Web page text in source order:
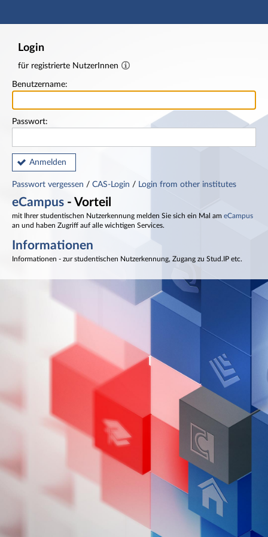
Hauptnavigation
Login
für registrierte NutzerInnen
Benutzername:
Passwort:
Anmelden
Passwort vergessen / CAS-Login / Login from other institutes
eCampus - Vorteil
mit Ihrer studentischen Nutzerkennung melden Sie sich ein Mal am eCampus
an und haben Zugriff auf alle wichtigen Services.
Informationen
Informationen - zur studentischen Nutzerkennung, Zugang zu Stud.IP etc.